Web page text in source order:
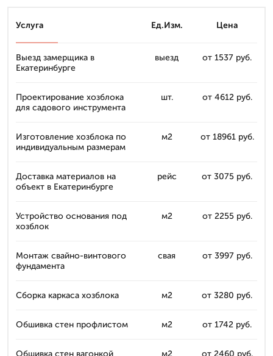
Услуга Ед.Изм. Цена
Выезд замерщика в
Екатеринбурге
выезд от 1537 руб.
Проектирование хозблока
для садового инструмента
шт. от 4612 руб.
Изготовление хозблока по
индивидуальным размерам
м2 от 18961 руб.
Доставка материалов на
объект в Екатеринбурге
рейс от 3075 руб.
Устройство основания под
хозблок
м2 от 2255 руб.
Монтаж свайно-винтового
фундамента
свая от 3997 руб.
Сборка каркаса хозблока м2 от 3280 руб.
Обшивка стен профлистом м2 от 1742 руб.
Обшивка стен вагонкой м2 от 2460 руб.